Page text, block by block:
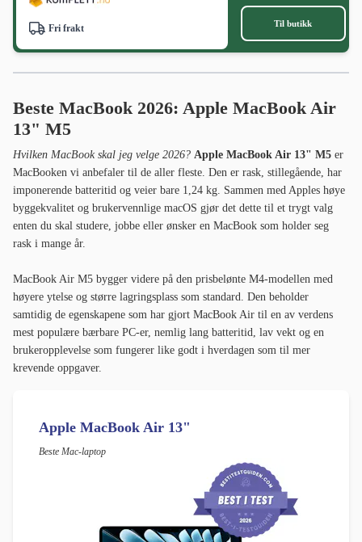
Fri frakt Til butikk
Beste MacBook 2026: Apple MacBook Air
13" M5
Hvilken MacBook skal jeg velge 2026? Apple MacBook Air 13" M5 er
MacBooken vi anbefaler til de aller fleste. Den er rask, stillegående, har
imponerende batteritid og veier bare 1,24 kg. Sammen med Apples høye
byggekvalitet og brukervennlige macOS gjør det dette til et trygt valg
enten du skal studere, jobbe eller ønsker en MacBook som holder seg
rask i mange år.
MacBook Air M5 bygger videre på den prisbelønte M4-modellen med
høyere ytelse og større lagringsplass som standard. Den beholder
samtidig de egenskapene som har gjort MacBook Air til en av verdens
mest populære bærbare PC-er, nemlig lang batteritid, lav vekt og en
brukeropplevelse som fungerer like godt i hverdagen som til mer
krevende oppgaver.
Apple MacBook Air 13"
Beste Mac-laptop